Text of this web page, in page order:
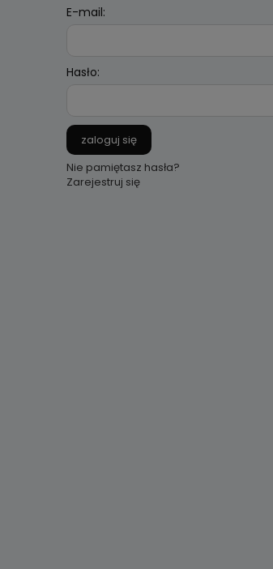
E-mail:
Hasło:
zaloguj się
Nie pamiętasz hasła?
Zarejestruj się